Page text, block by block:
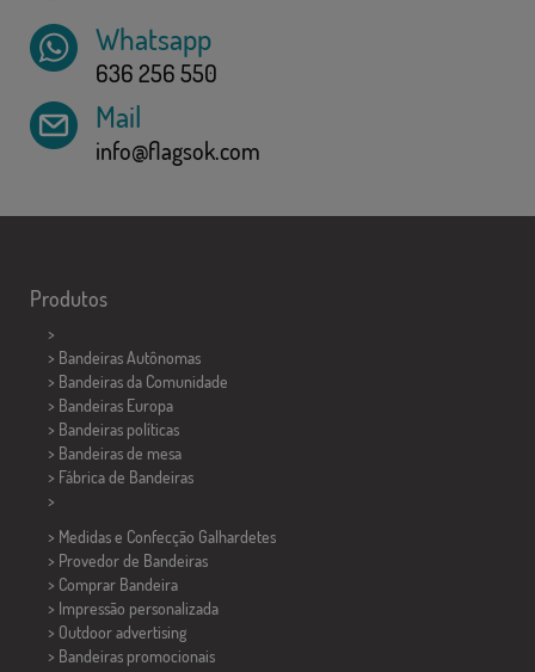
Whatsapp
636 256 550
Mail
info@flagsok.com
Produtos
>
> Bandeiras Autônomas
> Bandeiras da Comunidade
> Bandeiras Europa
> Bandeiras políticas
> Bandeiras de mesa
> Fábrica de Bandeiras
>
> Medidas e Confecção Galhardetes
> Provedor de Bandeiras
> Comprar Bandeira
> Impressão personalizada
> Outdoor advertising
> Bandeiras promocionais